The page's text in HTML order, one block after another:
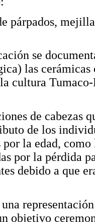
párpados,
se
las
cultura
de cabezas
de los
la edad,
por la pérdida
debido a que
una
objetivo